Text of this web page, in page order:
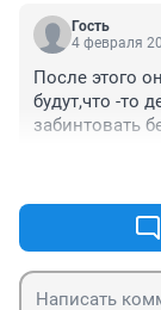
Гость
4 февраля
После этого
будут,что -то
забинтовать
медицины
перестанут